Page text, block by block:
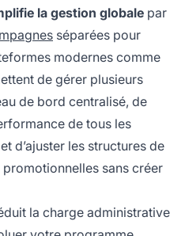
la gestion globale par
séparées pour
modernes comme
de gérer plusieurs
de bord centralisé, de
de tous les
d’ajuster les structures de
sans créer
la charge administrative